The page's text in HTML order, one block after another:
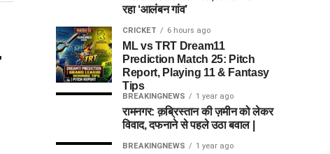
रहा ‘आलंबन गांव’
CRICKET 6 hours ago
ML vs TRT Dream11
Prediction Match 25: Pitch
Report, Playing 11 & Fantasy
Tips
BREAKINGNEWS 1 year ago
रामनगर: क़ब्रिस्तान की ज़मीन को लेकर
विवाद, दफनाने से पहले उठा बवाल |
BREAKINGNEWS 1 year ago